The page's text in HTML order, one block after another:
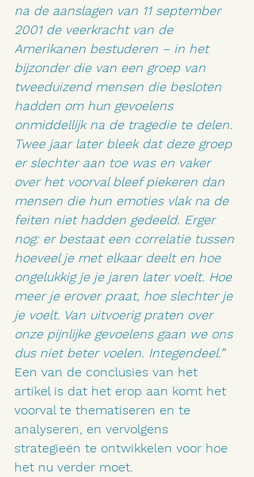
na de aanslagen van 11 september
2001 de veerkracht van de
Amerikanen bestuderen – in het
bijzonder die van een groep van
tweeduizend mensen die besloten
hadden om hun gevoelens
onmiddellijk na de tragedie te delen.
Twee jaar later bleek dat deze groep
er slechter aan toe was en vaker
over het voorval bleef piekeren dan
mensen die hun emoties vlak na de
feiten niet hadden gedeeld. Erger
nog: er bestaat een correlatie tussen
hoeveel je met elkaar deelt en hoe
ongelukkig je je jaren later voelt. Hoe
meer je erover praat, hoe slechter je
je voelt. Van uitvoerig praten over
onze pijnlijke gevoelens gaan we ons
dus niet beter voelen. Integendeel.”
Een van de conclusies van het
artikel is dat het erop aan komt het
voorval te thematiseren en te
analyseren, en vervolgens
strategieën te ontwikkelen voor hoe
het nu verder moet.